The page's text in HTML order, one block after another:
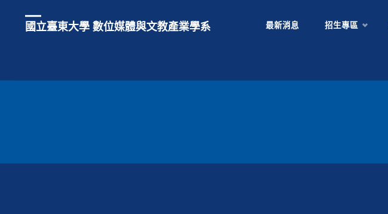
國立臺東大學 數位媒體與文教產業學系 最新消息 招生專區